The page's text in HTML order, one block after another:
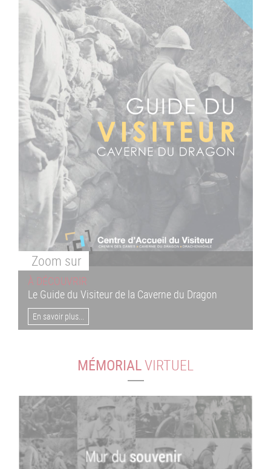
Zoom sur
À DÉCOUVRIR
Le Guide du Visiteur de la Caverne du Dragon
En savoir plus...
MÉMORIALVIRTUEL